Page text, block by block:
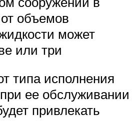
объемов
может
или три
типа исполнения
ее обслуживании
привлекать